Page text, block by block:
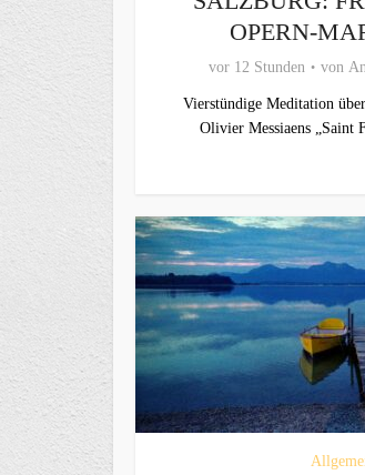
OPERN-
vor 12 Stunden von
Vierstündige Meditation
Olivier Messiaens „Saint